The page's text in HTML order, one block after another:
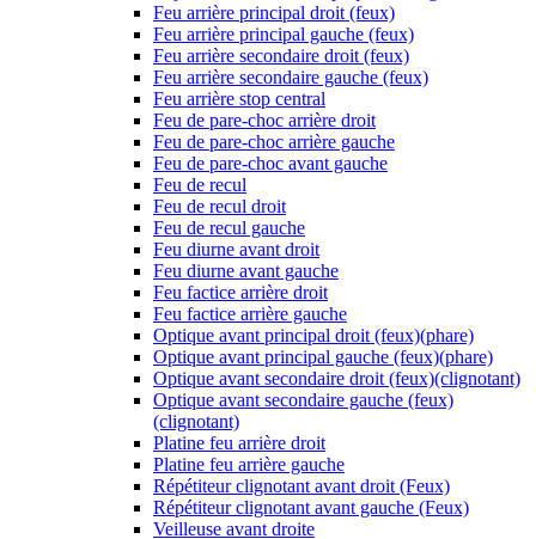
Feu arrière principal droit (feux)
Feu arrière principal gauche (feux)
Feu arrière secondaire droit (feux)
Feu arrière secondaire gauche (feux)
Feu arrière stop central
Feu de pare-choc arrière droit
Feu de pare-choc arrière gauche
Feu de pare-choc avant gauche
Feu de recul
Feu de recul droit
Feu de recul gauche
Feu diurne avant droit
Feu diurne avant gauche
Feu factice arrière droit
Feu factice arrière gauche
Optique avant principal droit (feux)(phare)
Optique avant principal gauche (feux)(phare)
Optique avant secondaire droit (feux)(clignotant)
Optique avant secondaire gauche (feux)
(clignotant)
Platine feu arrière droit
Platine feu arrière gauche
Répétiteur clignotant avant droit (Feux)
Répétiteur clignotant avant gauche (Feux)
Veilleuse avant droite